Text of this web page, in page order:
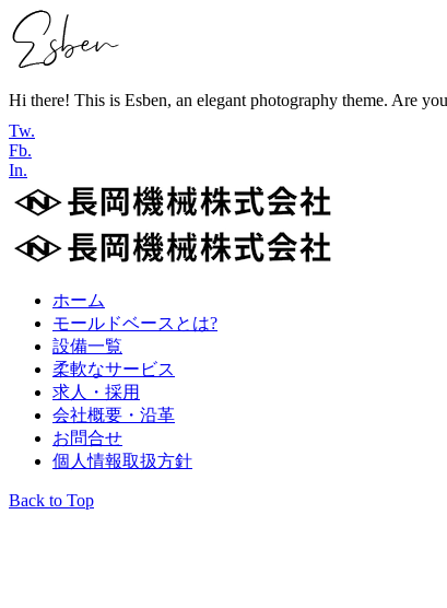
Hi there! This is Esben, an elegant photography theme. Are
Tw.
Fb.
In.
ホーム
モールドベースとは?
設備一覧
柔軟なサービス
求人・採用
会社概要・沿革
お問合せ
個人情報取扱方針
Back to Top